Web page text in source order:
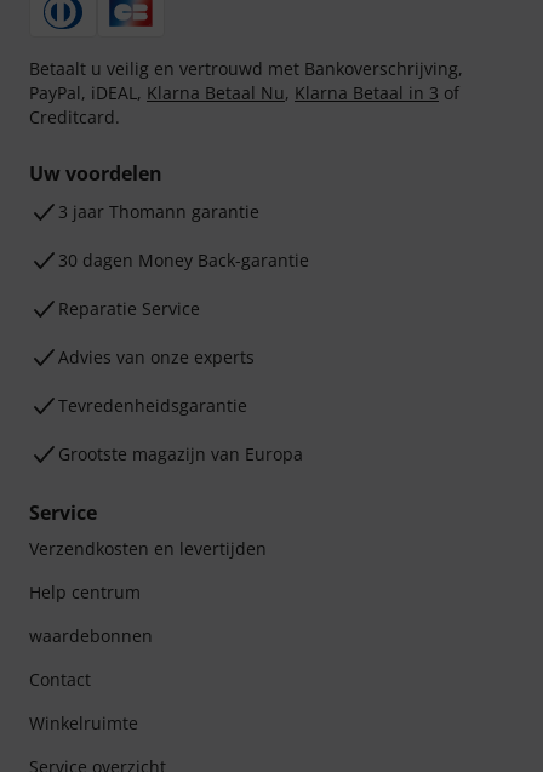
Betaalt u veilig en vertrouwd met Bankoverschrijving,
PayPal, iDEAL, Klarna Betaal Nu, Klarna Betaal in 3 of
Creditcard.
Uw voordelen
3 jaar Thomann garantie
30 dagen Money Back-garantie
Reparatie Service
Advies van onze experts
Tevredenheidsgarantie
Grootste magazijn van Europa
Service
Verzendkosten en levertijden
Help centrum
waardebonnen
Contact
Winkelruimte
Service overzicht